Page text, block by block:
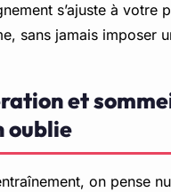
s’ajuste à votre
sans jamais imposer
et
oublie
on pense